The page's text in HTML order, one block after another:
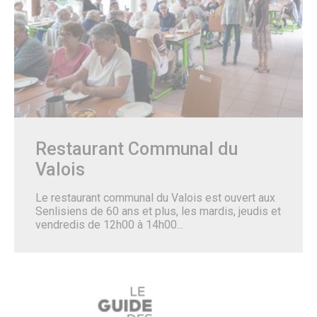
Citoyenneté – État Civil
État Civil
Demandes d’actes
Élections
Label Marianne
Le Grand Débat National
Cimetières et nécropole nationale
Recensement militaire
Mes démarches
Services Espaces verts
Sport
Urbanisme
Service Citoyenneté – Etat Civil
Service jeunesse – Spot
Les permanences de médiation
CADRE DE VIE
Restaurant Communal du
Valois
Le restaurant communal du Valois est ouvert aux
Senlisiens de 60 ans et plus, les mardis, jeudis et
vendredis de 12h00 à 14h00...